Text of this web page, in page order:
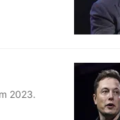
2023.